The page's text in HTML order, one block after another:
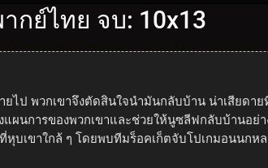
กย์ไทย จบ: 10x13
ป พวกเขาจึงตัดสินใจนำมันกลับบ้าน น่าเสียดา
แผนการของพวกเขาและช่วยให้นูซลีฟกลับบ้าน
หุบเขาใกล้ ๆ โดยพบทีมร็อคเก็ตจับโปเกมอนนก